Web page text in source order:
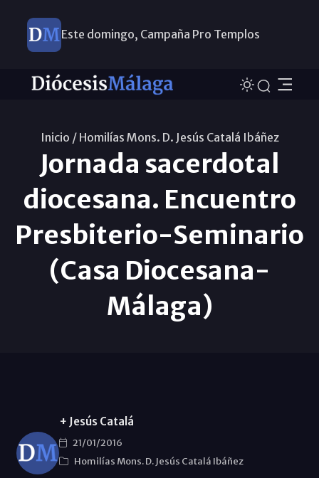
Este domingo, Campaña Pro Templos
Inicio / Homilías Mons. D. Jesús Catalá Ibáñez
Jornada sacerdotal
diocesana. Encuentro
Presbiterio-Seminario
(Casa Diocesana-
Málaga)
+ Jesús Catalá
21/01/2016
Homilías Mons. D. Jesús Catalá Ibáñez